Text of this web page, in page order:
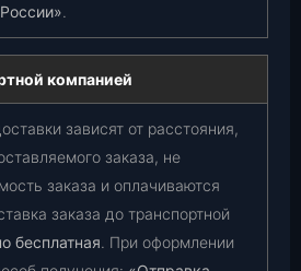
.
компанией
зависят от расстояния,
заказа, не
заказа и оплачиваются
заказа до транспортной
бесплатная. При оформлении